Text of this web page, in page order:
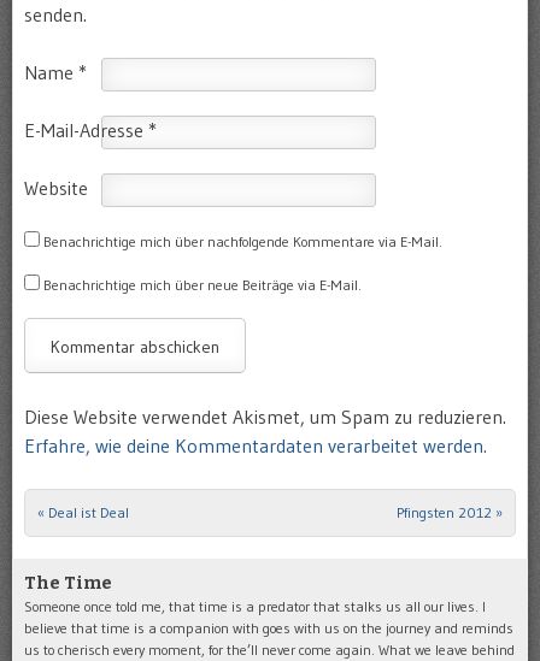
senden.
Name *
E-Mail-Adresse *
Website
Benachrichtige mich über nachfolgende Kommentare via E-Mail.
Benachrichtige mich über neue Beiträge via E-Mail.
Diese Website verwendet Akismet, um Spam zu reduzieren.
Erfahre, wie deine Kommentardaten verarbeitet werden.
Post navigation
« Deal ist Deal Pfingsten 2012 »
The Time
Someone once told me, that time is a predator that stalks us all our lives. I
believe that time is a companion with goes with us on the journey and reminds
us to cherisch every moment, for the’ll never come again. What we leave behind